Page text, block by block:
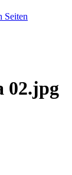
Seiten
02.jpg